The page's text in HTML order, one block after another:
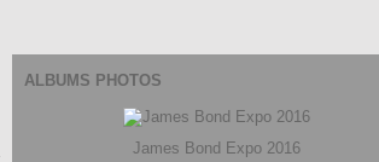
ALBUMS PHOTOS
James Bond Expo 2016